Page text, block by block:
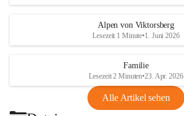
Alpen von Viktorsberg
Lesezeit 1 Minute•1. Juni 2026
Familie
Lesezeit 2 Minuten•23. Apr. 2026
Alle Artikel sehen